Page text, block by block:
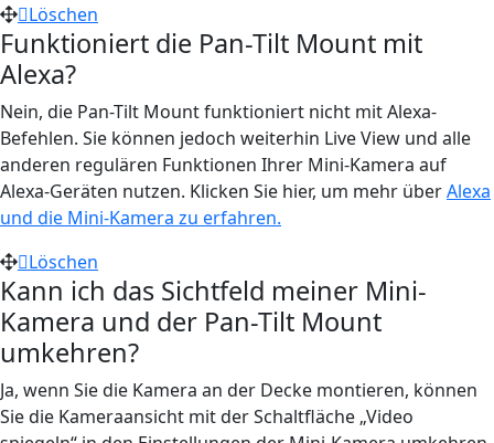
Löschen
Funktioniert die Pan-Tilt Mount mit
Alexa?
Nein, die Pan-Tilt Mount funktioniert nicht mit Alexa-
Befehlen. Sie können jedoch weiterhin Live View und alle
anderen regulären Funktionen Ihrer Mini-Kamera auf
Alexa-Geräten nutzen. Klicken Sie hier, um mehr überAlexa
und die Mini-Kamera zu erfahren.
Löschen
Kann ich das Sichtfeld meiner Mini-
Kamera und der Pan-Tilt Mount
umkehren?
Ja, wenn Sie die Kamera an der Decke montieren, können
Sie die Kameraansicht mit der Schaltfläche „Video